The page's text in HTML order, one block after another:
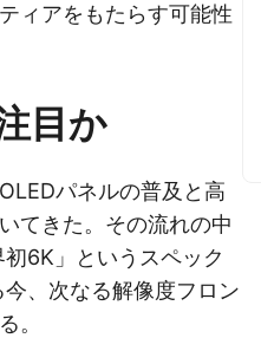
ィアをもたらす可能性
目か
パネルの普及と高
てきた。その流れの中
6K」というスペック
、次なる解像度フロン
。